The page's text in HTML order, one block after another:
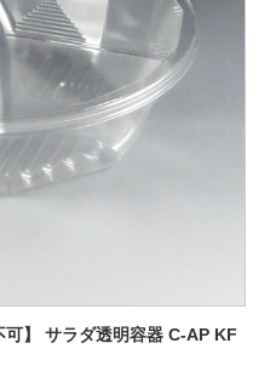
可】 サラダ透明容器 C-AP KF